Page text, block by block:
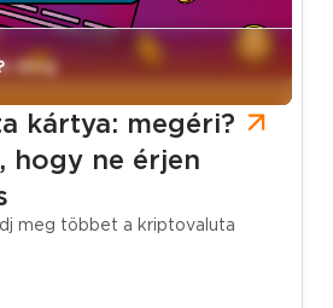
blog
kártya: megéri?
hogy ne érjen
meg többet a kriptovaluta